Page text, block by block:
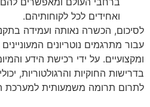
ואחידים לכל לקוחותיהם.
לסיכום, הכשרה נאותה ועמידה
עבור מתרגמים נוטריונים
ומקצועיים. על ידי רכישת הידע
בדרישות החוקיות והרגולטוריות,
לתרום תרומה משמעותית למערכת